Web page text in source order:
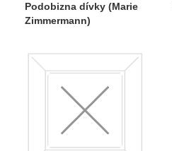
Podobizna dívky (Marie
Zimmermann)